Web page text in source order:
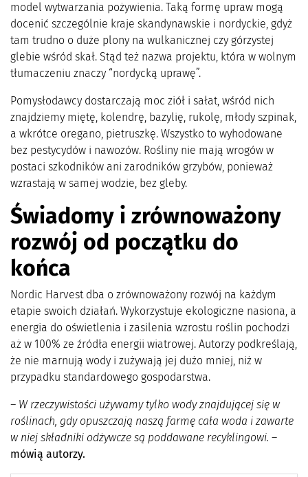
model wytwarzania pożywienia. Taką formę upraw mogą
docenić szczególnie kraje skandynawskie i nordyckie, gdyż
tam trudno o duże plony na wulkanicznej czy górzystej
glebie wśród skał. Stąd też nazwa projektu, która w wolnym
tłumaczeniu znaczy “nordycką uprawę”.
Pomysłodawcy dostarczają moc ziół i sałat, wśród nich
znajdziemy miętę, kolendrę, bazylię, rukolę, młody szpinak,
a wkrótce oregano, pietruszkę. Wszystko to wyhodowane
bez pestycydów i nawozów. Rośliny nie mają wrogów w
postaci szkodników ani zarodników grzybów, ponieważ
wzrastają w samej wodzie, bez gleby.
Świadomy i zrównoważony
rozwój od początku do
końca
Nordic Harvest dba o zrównoważony rozwój na każdym
etapie swoich działań. Wykorzystuje ekologiczne nasiona, a
energia do oświetlenia i zasilenia wzrostu roślin pochodzi
aż w 100% ze źródła energii wiatrowej. Autorzy podkreślają,
że nie marnują wody i zużywają jej dużo mniej, niż w
przypadku standardowego gospodarstwa.
– W rzeczywistości używamy tylko wody znajdującej się w
roślinach, gdy opuszczają naszą farmę cała woda i zawarte
w niej składniki odżywcze są poddawane recyklingowi. –
mówią autorzy.